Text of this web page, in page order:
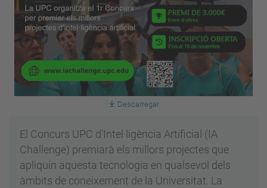
Descarregar
El Concurs UPC d’Intel·ligència Artificial (IA
Challenge) premiarà els millors projectes que
apliquin aquesta tecnologia en qualsevol dels
àmbits de coneixement de la Universitat. La